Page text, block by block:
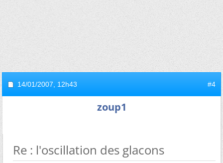
14/01/2007, 12h43 #4
zoup1
Re : l'oscillation des glacons